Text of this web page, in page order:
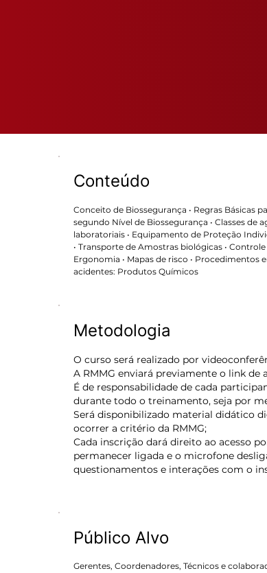
Conteúdo
Conceito de Biossegurança • Regras Básicas
segundo Nível de Biossegurança • Classes de
laboratoriais • Equipamento de Proteção
• Transporte de Amostras biológicas •
Ergonomia • Mapas de risco •
acidentes: Produtos Químicos
Metodologia
O curso será realizado por
A RMMG enviará previamente o link de
É de responsabilidade de cada
durante todo o treinamento, seja por
Será disponibilizado material didático
ocorrer a critério da RMMG;
Cada inscrição dará direito ao acesso
permanecer ligada e o microfone
questionamentos e interações com o
Público Alvo
Gerentes, Coordenadores, Técnicos e